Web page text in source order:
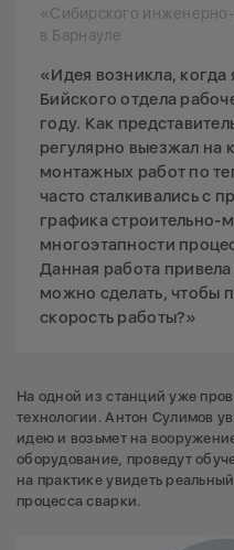
«Сибирского
в Барнауле
«Идея возникла, когда
Бийского отдела
году. Как
регулярно выезжал на
монтажных работ по
часто сталкивались с
графика строительно-
многоэтапности
Данная работа
можно сделать, чтобы
скорость работы?»
На одной из станций уже
технологии. Антон Сулимов
идею и возьмет на
оборудование, проведут
на практике увидеть
процесса сварки.